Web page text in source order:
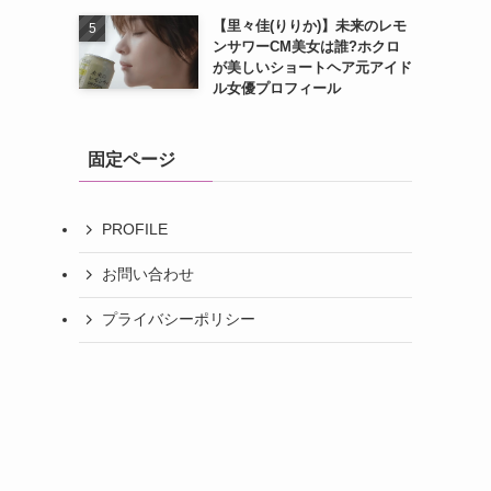
【里々佳(りりか)】未来のレモ
ンサワーCM美女は誰?ホクロ
が美しいショートヘア元アイド
ル女優プロフィール
固定ページ
PROFILE
お問い合わせ
プライバシーポリシー